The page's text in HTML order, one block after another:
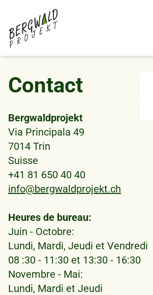
contenu
principal
Contact
Bergwaldprojekt
Via Principala 49
7014 Trin
Suisse
+41 81 650 40 40
info@bergwaldprojekt.ch
Heures de bureau:
Juin - Octobre:
Lundi, Mardi, Jeudi et Vendredi
08 :30 - 11:30 et 13:30 - 16:30
Novembre - Mai:
Lundi, Mardi et Jeudi